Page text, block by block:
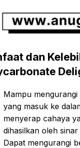
dan
Mampu
yang masuk ke
menyerap cahaya
dihasilkan oleh
Dapat mengurangi